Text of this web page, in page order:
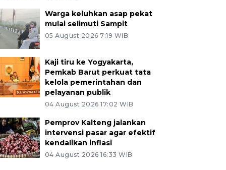
Warga keluhkan asap pekat
mulai selimuti Sampit
05 August 2026 7:19 WIB
Kaji tiru ke Yogyakarta,
Pemkab Barut perkuat tata
kelola pemerintahan dan
pelayanan publik
04 August 2026 17:02 WIB
Pemprov Kalteng jalankan
intervensi pasar agar efektif
kendalikan inflasi
04 August 2026 16:33 WIB